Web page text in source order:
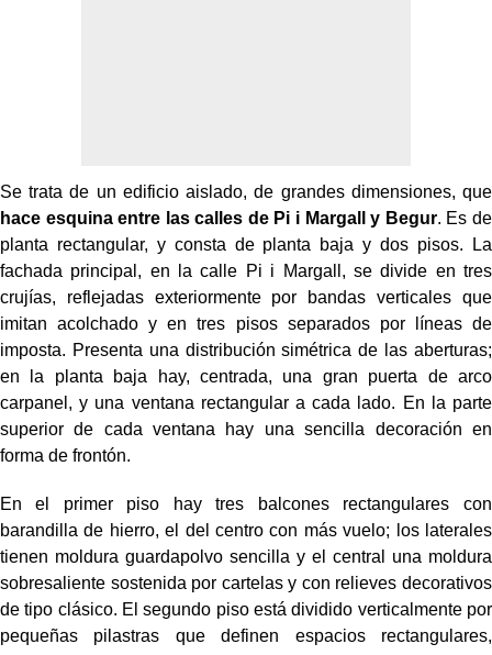
Se trata de un edificio aislado, de grandes dimensiones, que
hace esquina entre las calles de Pi i Margall y Begur. Es de
planta rectangular, y consta de planta baja y dos pisos. La
fachada principal, en la calle Pi i Margall, se divide en tres
crujías, reflejadas exteriormente por bandas verticales que
imitan acolchado y en tres pisos separados por líneas de
imposta. Presenta una distribución simétrica de las aberturas;
en la planta baja hay, centrada, una gran puerta de arco
carpanel, y una ventana rectangular a cada lado. En la parte
superior de cada ventana hay una sencilla decoración en
forma de frontón.
En el primer piso hay tres balcones rectangulares con
barandilla de hierro, el del centro con más vuelo; los laterales
tienen moldura guardapolvo sencilla y el central una moldura
sobresaliente sostenida por cartelas y con relieves decorativos
de tipo clásico. El segundo piso está dividido verticalmente por
pequeñas pilastras que definen espacios rectangulares,